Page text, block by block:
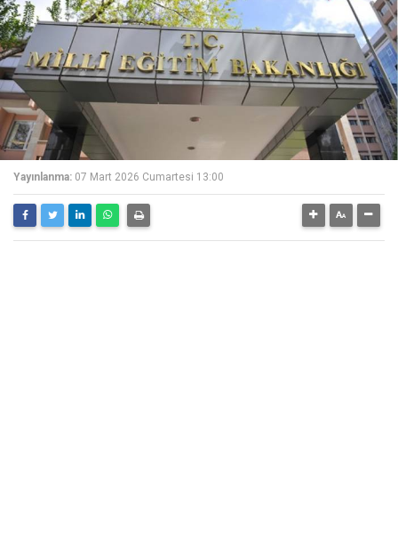
Yayınlanma: 07 Mart 2026 Cumartesi 13:00